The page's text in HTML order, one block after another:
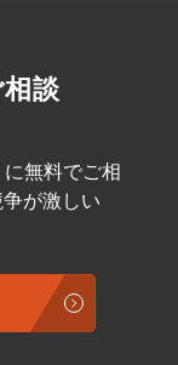
談
無料でご相
が激しい